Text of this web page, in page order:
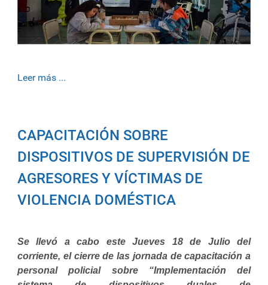
Leer más ...
CAPACITACIÓN SOBRE
DISPOSITIVOS DE SUPERVISIÓN DE
AGRESORES Y VÍCTIMAS DE
VIOLENCIA DOMÉSTICA
Se llevó a cabo este Jueves 18 de Julio del
corriente, el cierre de las jornada de capacitación a
personal policial sobre “Implementación del